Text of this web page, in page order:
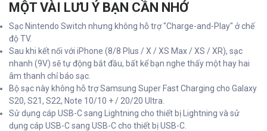
MỘT VÀI LƯU Ý BẠN CẦN NHỚ
Sạc Nintendo Switch nhưng không hỗ trợ "Charge-and-Play" ở chế
độ TV.
Sau khi kết nối với iPhone (8/8 Plus / X / XS Max / XS / XR), sạc
nhanh (9V) sẽ tự động bắt đầu, bất kể bạn nghe thấy một hay hai
âm thanh chỉ báo sạc.
Bộ sạc này không hỗ trợ Samsung Super Fast Charging cho Galaxy
S20, S21, S22, Note 10/10 + / 20/20 Ultra.
Sử dụng cáp USB-C sang Lightning cho thiết bị Lightning và sử
dụng cáp USB-C sang USB-C cho thiết bị USB-C.